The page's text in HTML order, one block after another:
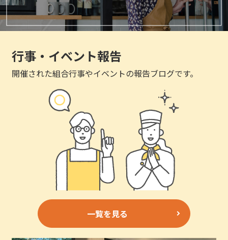
行事・イベント報告
開催された組合行事やイベントの報告ブログです。
一覧を見る